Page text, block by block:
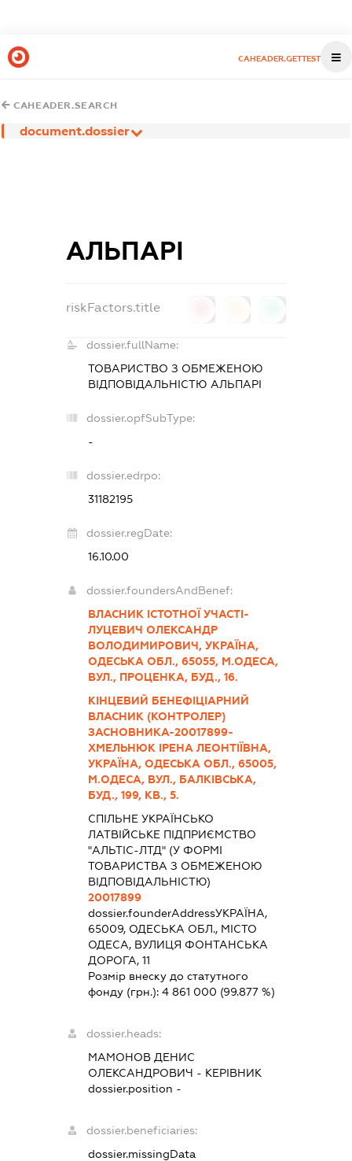
CAHEADER.GETTEST
CAHEADER.SEARCH
document.dossier
АЛЬПАРІ
riskFactors.title
dossier.fullName:
ТОВАРИСТВО З ОБМЕЖЕНОЮ
ВІДПОВІДАЛЬНІСТЮ АЛЬПАРІ
dossier.opfSubType:
-
dossier.edrpo:
31182195
dossier.regDate:
16.10.00
dossier.foundersAndBenef:
ВЛАСНИК ІСТОТНОЇ УЧАСТІ-
ЛУЦЕВИЧ ОЛЕКСАНДР
ВОЛОДИМИРОВИЧ, УКРАЇНА,
ОДЕСЬКА ОБЛ., 65055, М.ОДЕСА,
ВУЛ., ПРОЦЕНКА, БУД., 16.
КІНЦЕВИЙ БЕНЕФІЦІАРНИЙ
ВЛАСНИК (КОНТРОЛЕР)
ЗАСНОВНИКА-20017899-
ХМЕЛЬНЮК ІРЕНА ЛЕОНТІЇВНА,
УКРАЇНА, ОДЕСЬКА ОБЛ., 65005,
М.ОДЕСА, ВУЛ., БАЛКІВСЬКА,
БУД., 199, КВ., 5.
СПІЛЬНЕ УКРАЇНСЬКО
ЛАТВІЙСЬКЕ ПІДПРИЄМСТВО
"АЛЬТІС-ЛТД" (У ФОРМІ
ТОВАРИСТВА З ОБМЕЖЕНОЮ
ВІДПОВІДАЛЬНІСТЮ)
20017899
dossier.founderAddressУКРАЇНА,
65009, ОДЕСЬКА ОБЛ., МІСТО
ОДЕСА, ВУЛИЦЯ ФОНТАНСЬКА
ДОРОГА, 11
Розмір внеску до статутного
фонду (грн.): 4 861 000 (99.877 %)
dossier.heads:
МАМОНОВ ДЕНИС
ОЛЕКСАНДРОВИЧ - КЕРІВНИК
dossier.position -
dossier.beneficiaries:
dossier.missingData